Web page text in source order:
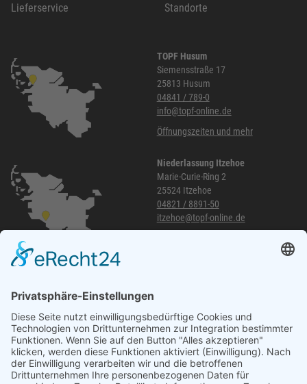
Lieferservice
Standorte
TOPF Husum
Siemensstraße 17
25813 Husum
04841 / 789-0
info@topf-online.de
Öffnungszeiten und mehr
Niederlassung Itzehoe
Marie-Curie-Ring 2
25524 Itzehoe
04821 / 8891-50
itzehoe@topf-online.de
040 / 21 04 04 04-04
glinde@topf-online.de
Öffnungszeiten und mehr